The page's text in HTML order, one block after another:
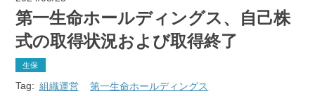
第一生命ホールディングス、自己株
式の取得状況および取得終了
生保
Tag: 組織運営 第一生命ホールディングス